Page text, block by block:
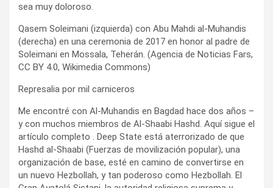
sea muy doloroso.
Qasem Soleimani (izquierda) con Abu Mahdi al-Muhandis
(derecha) en una ceremonia de 2017 en honor al padre de
Soleimani en Mossala, Teherán. (Agencia de Noticias Fars,
CC BY 4.0, Wikimedia Commons)
Represalia por mil carniceros
Me encontré con Al-Muhandis en Bagdad hace dos años –
y con muchos miembros de Al-Shaabi Hashd. Aquí sigue el
artículo completo . Deep State está aterrorizado de que
Hashd al-Shaabi (Fuerzas de movilización popular), una
organización de base, esté en camino de convertirse en
un nuevo Hezbollah, y tan poderoso como Hezbollah. El